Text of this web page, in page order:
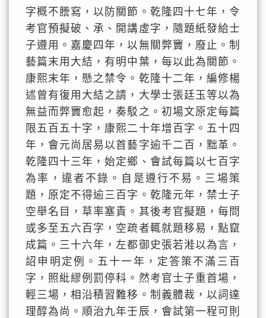
字概不謄寫，以防關節。乾隆四十七年，令
考官預擬破、承、開講虛字，隨題紙發給士
子遵用。嘉慶四年，以無關弊竇，廢止。制
藝篇末用大結，有明中葉，每以此為關節。
康熙末年，懸之禁令。乾隆十二年，編修楊
述曾有復用大結之請，大學士張廷玉等以為
無益而弊竇愈起，奏駁之。初場文原定每篇
限五百五十字，康熙二十年增百字。五十四
年，會元尚居易以首藝字逾千二百，黜革。
乾隆四十三年，始定鄉、會試每篇以七百字
為率，違者不錄。自是遵行不易。三場策
題，原定不得逾三百字。乾隆元年，禁士子
空舉名目，草率塞責。其後考官擬題，每問
或多至五六百字，空疏者輒就題移易，點竄
成篇。三十六年，左都御史張若溎以為言，
詔申明定例。五十一年，定答策不滿三百
字，照紕繆例罰停科。然考官士子重首場，
輕三場，相沿積習難移。制義體裁，以詞達
理醇為尚。順治九年壬辰，會試第一程可則